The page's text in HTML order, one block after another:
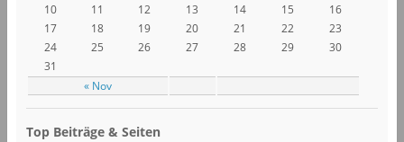
« Nov
10
11 12 13 14 15
16
17
18 19 20 21 22
23
24
25 26 27 28 29
30
31
Top Beiträge & Seiten